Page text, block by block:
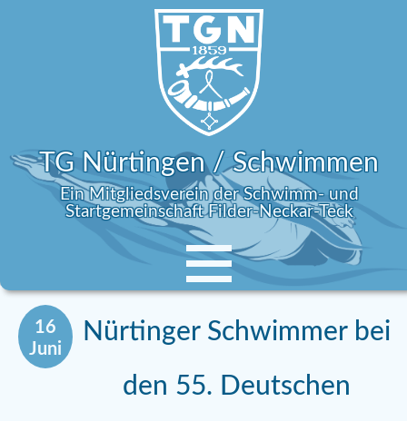
TG Nürtingen / Schwimmen
Ein Mitgliedsverein der Schwimm- und
Startgemeinschaft Filder-Neckar-Teck
16
Juni
Nürtinger Schwimmer bei
den 55. Deutschen